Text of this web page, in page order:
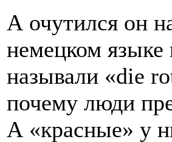
А очутился он
немецком
называли «die
почему люди
А «красные» у